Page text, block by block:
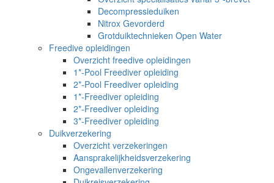
Decompressieduiken
Nitrox Gevorderd
Grotduiktechnieken Open Water
Freedive opleidingen
Overzicht freedive opleidingen
1*-Pool Freediver opleiding
2*-Pool Freediver opleiding
1*-Freediver opleiding
2*-Freediver opleiding
3*-Freediver opleiding
Duikverzekering
Overzicht verzekeringen
Aansprakelijkheidsverzekering
Ongevallenverzekering